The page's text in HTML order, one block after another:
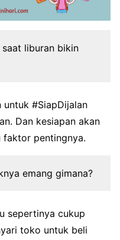
liburan bikin
untuk #SiapDijalan
Dan kesiapan akan
faktor pentingnya.
emang gimana?
sepertinya cukup
toko untuk beli